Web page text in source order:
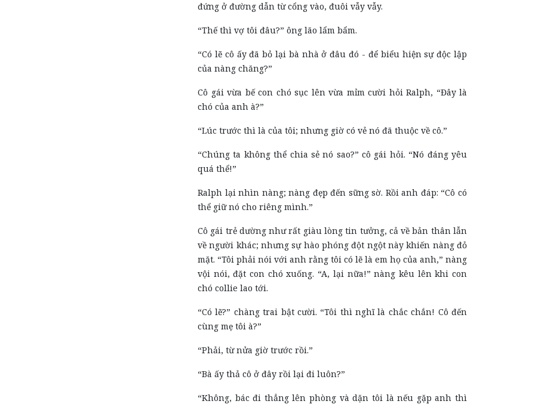
đứng ở đường dẫn từ cổng vào, đuôi vẫy vẫy.
“Thế thì vợ tôi đâu?” ông lão lẩm bẩm.
“Có lẽ cô ấy đã bỏ lại bà nhà ở đâu đó - để biểu hiện sự độc lập
của nàng chăng?”
Cô gái vừa bế con chó sục lên vừa mỉm cười hỏi Ralph, “Đây là
chó của anh à?”
“Lúc trước thì là của tôi; nhưng giờ có vẻ nó đã thuộc về cô.”
“Chúng ta không thể chia sẻ nó sao?” cô gái hỏi. “Nó đáng yêu
quá thể!”
Ralph lại nhìn nàng; nàng đẹp đến sững sờ. Rồi anh đáp: “Cô có
thể giữ nó cho riêng mình.”
Cô gái trẻ dường như rất giàu lòng tin tưởng, cả về bản thân lẫn
về người khác; nhưng sự hào phóng đột ngột này khiến nàng đỏ
mặt. “Tôi phải nói với anh rằng tôi có lẽ là em họ của anh,” nàng
vội nói, đặt con chó xuống. “A, lại nữa!” nàng kêu lên khi con
chó collie lao tới.
“Có lẽ?” chàng trai bật cười. “Tôi thì nghĩ là chắc chắn! Cô đến
cùng mẹ tôi à?”
“Phải, từ nửa giờ trước rồi.”
“Bà ấy thả cô ở đây rồi lại đi luôn?”
“Không, bác đi thẳng lên phòng và dặn tôi là nếu gặp anh thì